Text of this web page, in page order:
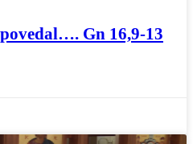
Gn 16,9-13